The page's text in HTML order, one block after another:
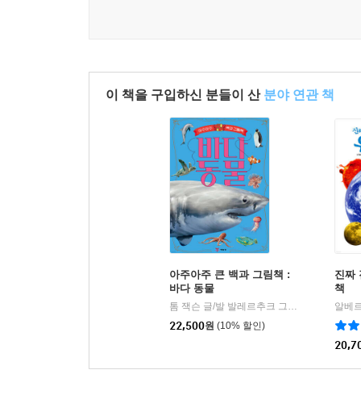
이 책을 구입하신 분들이 산 분야 연관 책
아주아주 큰 백과 그림책 :
바다 동물
톰 잭슨 글/발 발레르추크 그림/김아림 역 | 예
22,500원 (10% 할인)
진짜
책